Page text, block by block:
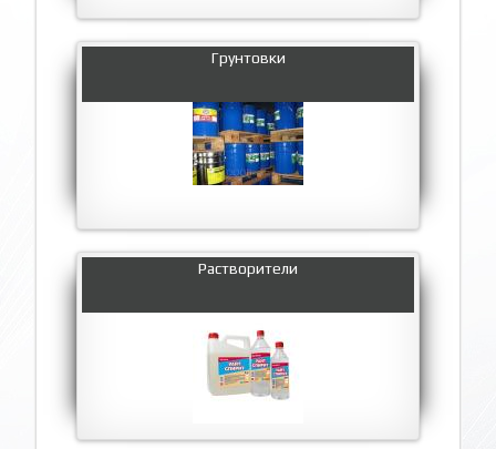
Грунтовки
Растворители